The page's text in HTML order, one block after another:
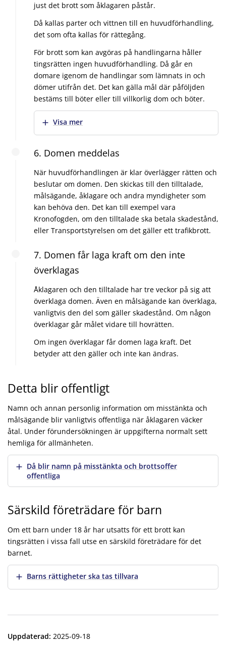
just det brott som åklagaren påstår.
Då kallas parter och vittnen till en huvudförhandling,
det som ofta kallas för rättegång.
För brott som kan avgöras på handlingarna håller
tingsrätten ingen huvudförhandling. Då går en
domare igenom de handlingar som lämnats in och
dömer utifrån det. Det kan gälla mål där påföljden
bestäms till böter eller till villkorlig dom och böter.
Visa mer
6. Domen meddelas
När huvudförhandlingen är klar överlägger rätten och
beslutar om domen. Den skickas till den tilltalade,
målsägande, åklagare och andra myndigheter som
kan behöva den. Det kan till exempel vara
Kronofogden, om den tilltalade ska betala skadestånd,
eller Transportstyrelsen om det gäller ett trafikbrott.
7. Domen får laga kraft om den inte
överklagas
Åklagaren och den tilltalade har tre veckor på sig att
överklaga domen. Även en målsägande kan överklaga,
vanligtvis den del som gäller skadestånd. Om någon
överklagar går målet vidare till hovrätten.
Om ingen överklagar får domen laga kraft. Det
betyder att den gäller och inte kan ändras.
Detta blir offentligt
Namn och annan personlig information om misstänkta och
målsägande blir vanligtvis offentliga när åklagaren väcker
åtal. Under förundersökningen är uppgifterna normalt sett
hemliga för allmänheten.
Visa merDå blir namn på misstänkta och brottsoffer
offentliga
Särskild företrädare för barn
Om ett barn under 18 år har utsatts för ett brott kan
tingsrätten i vissa fall utse en särskild företrädare för det
barnet.
Visa merBarns rättigheter ska tas tillvara
Uppdaterad: 2025-09-18